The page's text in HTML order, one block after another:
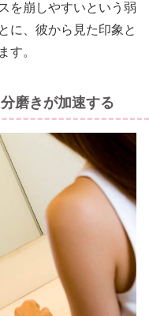
を崩しやすいという弱
に、彼から見た印象と
す。
磨きが加速する